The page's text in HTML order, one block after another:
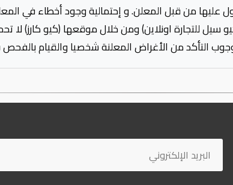
من قبل المعلن. و إحتمالية وجود أخطاء في
سيل للتجارة اونلاين) ومن خلال موقعها (كيو كارز) لا
التأكد من الأغراض المعلنة شخصيا والقيام بالفحص